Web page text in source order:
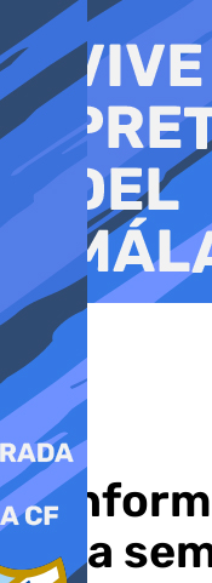
al
contenido
El
de la